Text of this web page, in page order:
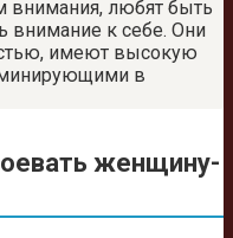
внимания, любят быть
внимание к себе. Они
имеют высокую
в
женщину-